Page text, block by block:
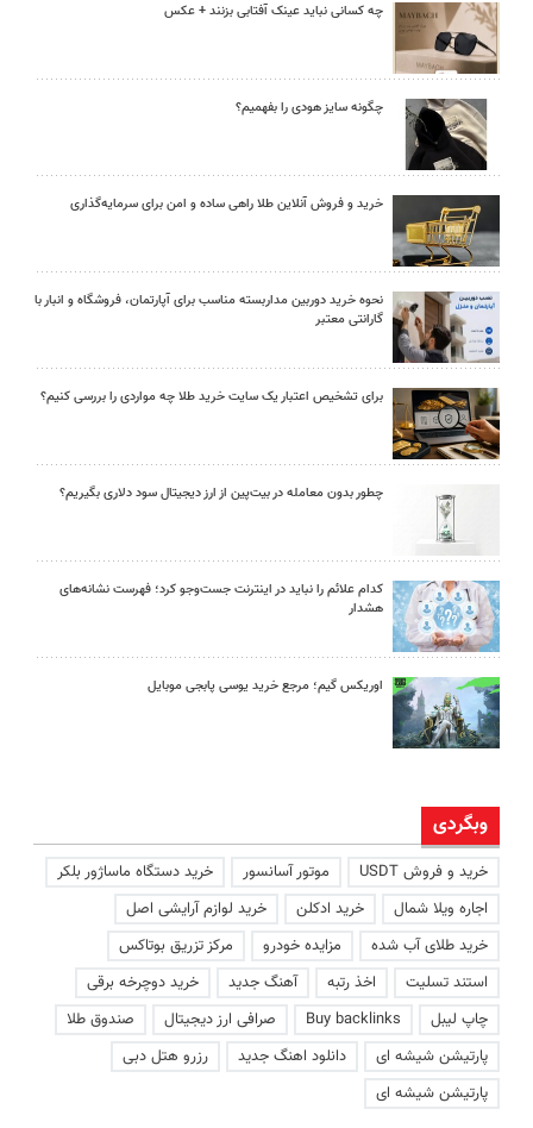
چه کسانی نباید عینک آفتابی بزنند + عکس
چگونه سایز هودی را بفهمیم؟
خرید و فروش آنلاین طلا راهی ساده و امن برای سرمایه‌گذاری
نحوه خرید دوربین مداربسته مناسب برای آپارتمان، فروشگاه و انبار با
گارانتی معتبر
برای تشخیص اعتبار یک سایت خرید طلا چه مواردی را بررسی کنیم؟
چطور بدون معامله در بیت‌پین از ارز دیجیتال سود دلاری بگیریم؟
کدام علائم را نباید در اینترنت جست‌وجو کرد؛ فهرست نشانه‌های
هشدار
اوریکس گیم؛ مرجع خرید یوسی پابجی موبایل
وبگردی
خرید و فروش USDT موتور آسانسور
خرید دستگاه ماساژور بلکر
اجاره ویلا شمال
خرید ادکلن
خرید لوازم آرایشی اصل
خرید طلای آب شده
مزایده خودرو
مرکز تزریق بوتاکس
استند تسلیت
اخذ رتبه آهنگ جدید
خرید دوچرخه برقی
چاپ لیبل
Buy backlinks صرافی ارز دیجیتال
صندوق طلا
پارتیشن شیشه ای
دانلود اهنگ جدید
رزرو هتل دبی
پارتیشن شیشه ای